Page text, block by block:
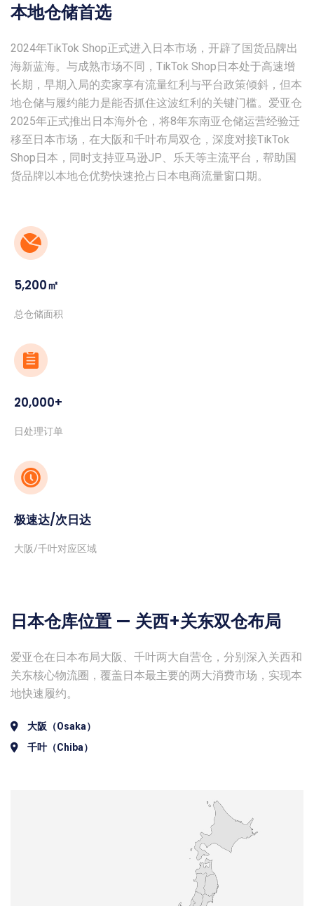
本地仓储首选
2024年TikTok Shop正式进入日本市场，开辟了国货品牌出
海新蓝海。与成熟市场不同，TikTok Shop日本处于高速增
长期，早期入局的卖家享有流量红利与平台政策倾斜，但本
地仓储与履约能力是能否抓住这波红利的关键门槛。爱亚仓
2025年正式推出日本海外仓，将8年东南亚仓储运营经验迁
移至日本市场，在大阪和千叶布局双仓，深度对接TikTok
Shop日本，同时支持亚马逊JP、乐天等主流平台，帮助国
货品牌以本地仓优势快速抢占日本电商流量窗口期。
5,200㎡
总仓储面积
20,000+
日处理订单
极速达/次日达
大阪/千叶对应区域
日本仓库位置 — 关西+关东双仓布局
爱亚仓在日本布局大阪、千叶两大自营仓，分别深入关西和
关东核心物流圈，覆盖日本最主要的两大消费市场，实现本
地快速履约。
大阪（Osaka）
千叶（Chiba）